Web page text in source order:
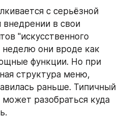
с серьёзной
в свои
"искусственного
они вроде как
функции. Но при
структура меню,
раньше. Типичный
разобраться куда